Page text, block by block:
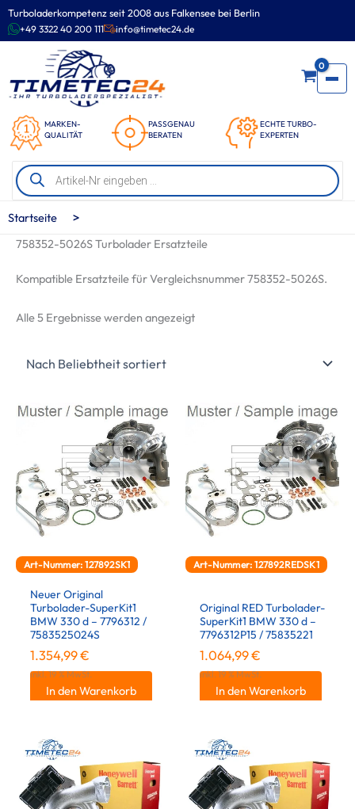
Turboladerkompetenz seit 2008 aus Falkensee bei Berlin
+49 3322 40 200 111 info@timetec24.de
MARKEN-
QUALITÄT
PASSGENAU
BERATEN
ECHTE TURBO-
EXPERTEN
0
Products
search
Zum
Inhalt
springen
Startseite >
758352-5026S Turbolader Ersatzteile
Kompatible Ersatzteile für Vergleichsnummer 758352-5026S.
Alle 5 Ergebnisse werden angezeigtNach
Art-Nummer: 127892SK1
Neuer Original
Turbolader-SuperKit1
BMW 330 d – 7796312 /
7583525024S
1.354,99€
inkl. 19 % MwSt.
In den Warenkorb
Art-Nummer: 127892REDSK1
Original RED Turbolader-
SuperKit1 BMW 330 d –
7796312P15 / 75835221
1.064,99€
inkl. 19 % MwSt.
In den Warenkorb